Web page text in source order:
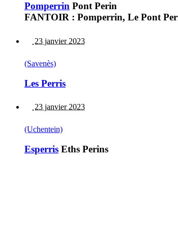
Pomperrin Pont Perin
FANTOIR : Pomperrin, Le Pont
23 janvier 2023
(Savenès)
Les Perris
23 janvier 2023
(Uchentein)
Esperris Eths Perins